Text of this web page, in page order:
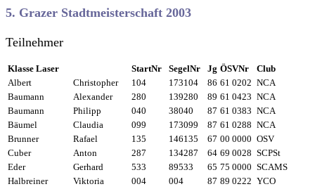
5. Grazer Stadtmeisterschaft 2003
Teilnehmer
Klasse Laser StartNr SegelNr Jg ÖSVNr
Club
Albert
Christopher 104 173104 86 61 0202 NCA
Baumann
Alexander 280 139280 89 61 0423 NCA
Baumann
Philipp 040 38040 87 61 0383 NCA
Bäumel
Claudia 099 173099 87 61 0288 NCA
Brunner
Rafael 135 146135 67 00 0000 OSV
Cuber
Anton 287 134287 64 69 0028 SCPSt
Eder
Gerhard 533 89533 65 75 0000 SCAMS
Halbreiner
Viktoria 004 004 87 89 0222 YCO